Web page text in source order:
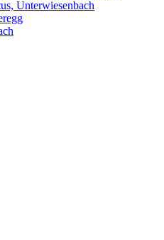
Unterwiesenbach